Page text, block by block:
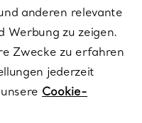
anderen relevante
Werbung zu zeigen.
Zwecke zu erfahren
jederzeit
Cookie-